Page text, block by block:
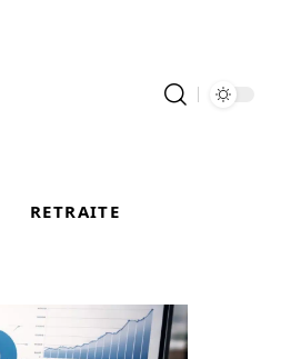
RETRAITE